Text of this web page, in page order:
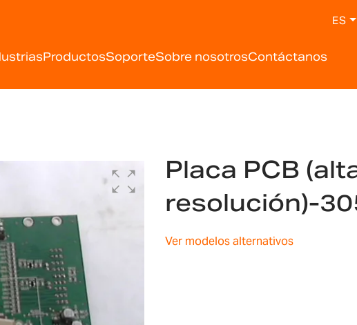
ProductosSoporteSobre nosotrosContáctanos
ES
Placa PCB
resolución)-
Ver modelos alternativos